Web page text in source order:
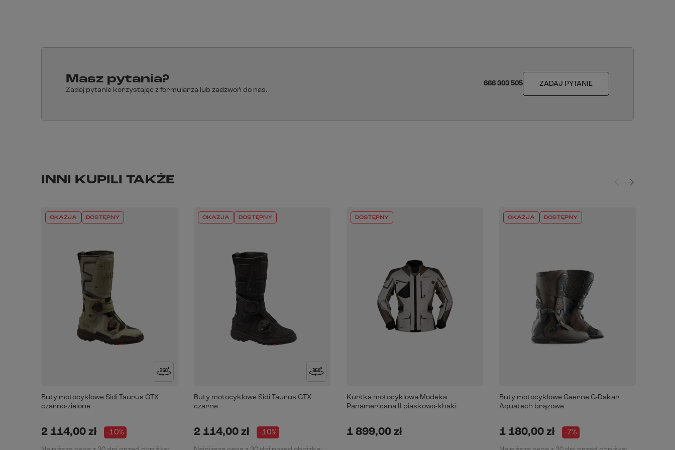
Masz pytania?
Zadaj pytanie korzystając z formularza lub zadzwoń do nas.
666 303 505 ZADAJ PYTANIE
INNI KUPILI TAKŻE
OKAZJA DOSTĘPNY
Buty motocyklowe Sidi Taurus GTX
czarno-zielone
2 114,00 zł -10%
OKAZJA DOSTĘPNY
Buty motocyklowe Sidi Taurus GTX
czarne
2 114,00 zł -10%
DOSTĘPNY
Kurtka motocyklowa Modeka
Panamericana II piaskowo-khaki
1 899,00 zł
OKAZJA DOSTĘPNY
Buty motocyklowe Gaerne G-Dakar
Aquatech brązowe
1 180,00 zł -7%